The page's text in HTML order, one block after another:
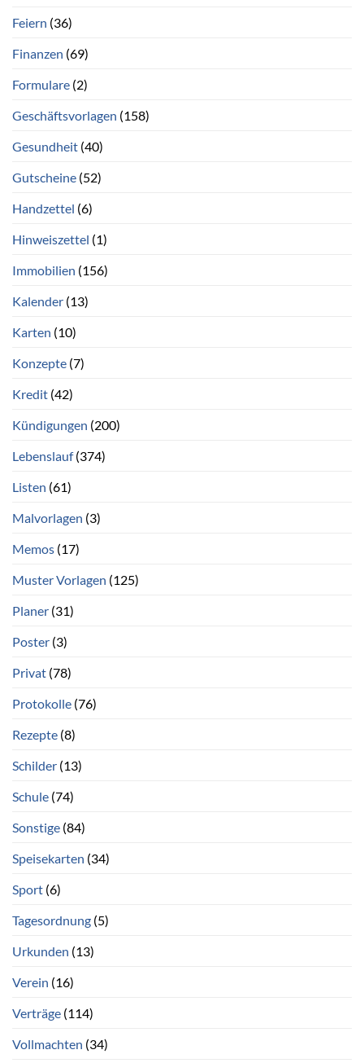
Feiern (36)
Finanzen (69)
Formulare (2)
Geschäftsvorlagen (158)
Gesundheit (40)
Gutscheine (52)
Handzettel (6)
Hinweiszettel (1)
Immobilien (156)
Kalender (13)
Karten (10)
Konzepte (7)
Kredit (42)
Kündigungen (200)
Lebenslauf(374)
Listen (61)
Malvorlagen (3)
Memos (17)
Muster Vorlagen (125)
Planer (31)
Poster (3)
Privat (78)
Protokolle (76)
Rezepte (8)
Schilder (13)
Schule (74)
Sonstige (84)
Speisekarten (34)
Sport (6)
Tagesordnung (5)
Urkunden (13)
Verein (16)
Verträge (114)
Vollmachten (34)